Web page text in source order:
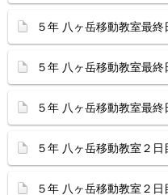
５年 八ヶ岳移動教室最
５年 八ヶ岳移動教室最
５年 八ヶ岳移動教室最
５年 八ヶ岳移動教室２
５年 八ヶ岳移動教室２